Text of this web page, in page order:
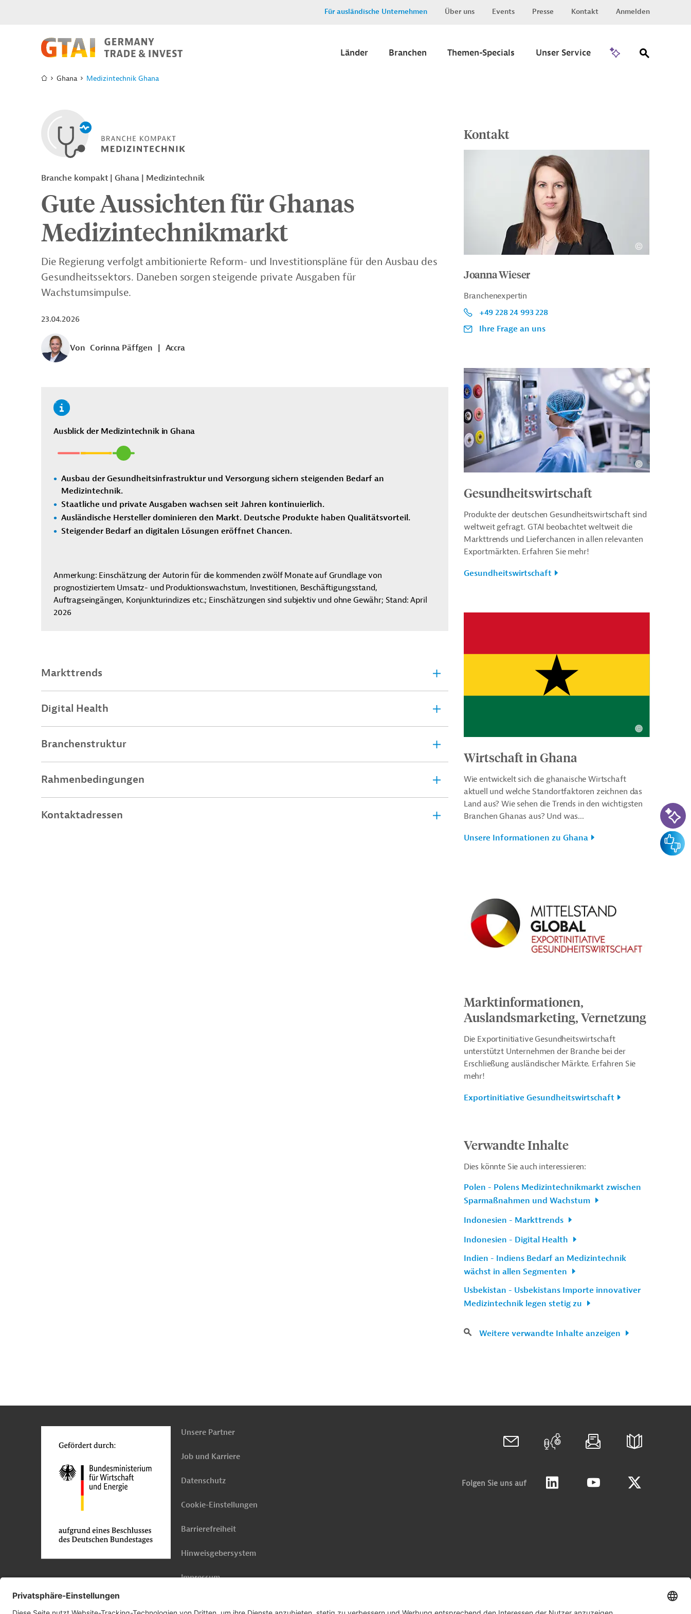
Für ausländische Unternehmen Über uns Events Presse Kontakt Anmelden
Länder Branchen Themen-Specials Unser Service
Ghana Medizintechnik Ghana
Branche kompakt | Ghana | Medizintechnik
Gute Aussichten für Ghanas
Medizintechnikmarkt
Die Regierung verfolgt ambitionierte Reform- und Investitionspläne für den Ausbau des
Gesundheitssektors. Daneben sorgen steigende private Ausgaben für
Wachstumsimpulse.
23.04.2026
Von Corinna Päffgen Accra
Ausblick der Medizintechnik in Ghana
Ausbau der Gesundheitsinfrastruktur und Versorgung sichern steigenden Bedarf an
Medizintechnik.
Staatliche und private Ausgaben wachsen seit Jahren kontinuierlich.
Ausländische Hersteller dominieren den Markt. Deutsche Produkte haben Qualitätsvorteil.
Steigender Bedarf an digitalen Lösungen eröffnet Chancen.
Anmerkung: Einschätzung der Autorin für die kommenden zwölf Monate auf Grundlage von
prognostiziertem Umsatz- und Produktionswachstum, Investitionen, Beschäftigungsstand,
Auftragseingängen, Konjunkturindizes etc.; Einschätzungen sind subjektiv und ohne Gewähr; Stand: April
2026
Markttrends
Digital Health
Branchenstruktur
Rahmenbedingungen
Kontaktadressen
Kontakt
Joanna Wieser
Branchenexpertin
+49 228 24 993 228
Ihre Frage an uns
Gesundheitswirtschaft
Produkte der deutschen Gesundheitswirtschaft sind
weltweit gefragt. GTAI beobachtet weltweit die
Markttrends und Lieferchancen in allen relevanten
Exportmärkten. Erfahren Sie mehr!
Gesundheitswirtschaft
Wirtschaft in Ghana
Wie entwickelt sich die ghanaische Wirtschaft
aktuell und welche Standortfaktoren zeichnen das
Land aus? Wie sehen die Trends in den wichtigsten
Branchen Ghanas aus? Und was...
Unsere Informationen zu Ghana
Marktinformationen,
Auslandsmarketing, Vernetzung
Die Exportinitiative Gesundheitswirtschaft
unterstützt Unternehmen der Branche bei der
Erschließung ausländischer Märkte. Erfahren Sie
mehr!
Exportinitiative Gesundheitswirtschaft
Verwandte Inhalte
Dies könnte Sie auch interessieren:
Polen - Polens Medizintechnikmarkt zwischen
Sparmaßnahmen und Wachstum
Indonesien - Markttrends
Indonesien - Digital Health
Indien - Indiens Bedarf an Medizintechnik
wächst in allen Segmenten
Usbekistan - Usbekistans Importe innovativer
Medizintechnik legen stetig zu
Weitere verwandte Inhalte anzeigen
oben
Unsere Partner
Job und Karriere
Datenschutz
Cookie-Einstellungen
Barrierefreiheit
Hinweisgebersystem
Impressum
Folgen Sie uns auf
KI-